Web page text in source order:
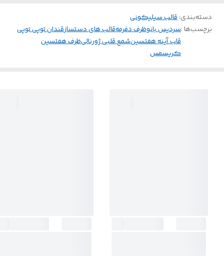
دسته‌بندی:قالب سیلیکونی
برچسب‌ها :سردیس بانوظرف دفرمهقالب های دستسازقندان توپی توپی
قاب آینه هفتسینشمع قلبی ژورنالیظرف هفتسین
کریسمس